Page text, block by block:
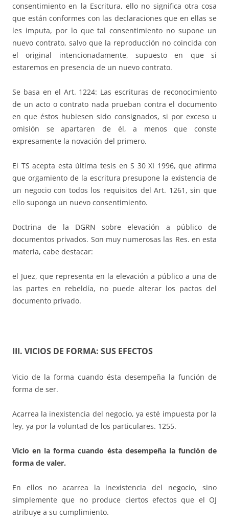
consentimiento en la Escritura, ello no significa otra cosa
que están conformes con las declaraciones que en ellas se
les imputa, por lo que tal consentimiento no supone un
nuevo contrato, salvo que la reproducción no coincida con
el original intencionadamente, supuesto en que si
estaremos en presencia de un nuevo contrato.
Se basa en el Art. 1224: Las escrituras de reconocimiento
de un acto o contrato nada prueban contra el documento
en que éstos hubiesen sido consignados, si por exceso u
omisión se apartaren de él, a menos que conste
expresamente la novación del primero.
El TS acepta esta última tesis en S 30 XI 1996, que afirma
que orgamiento de la escritura presupone la existencia de
un negocio con todos los requisitos del Art. 1261, sin que
ello suponga un nuevo consentimiento.
Doctrina de la DGRN sobre elevación a público de
documentos privados. Son muy numerosas las Res. en esta
materia, cabe destacar:
el Juez, que representa en la elevación a público a una de
las partes en rebeldía, no puede alterar los pactos del
documento privado.
III. VICIOS DE FORMA: SUS EFECTOS
Vicio de la forma cuando ésta desempeña la función de
forma de ser.
Acarrea la inexistencia del negocio, ya esté impuesta por la
ley, ya por la voluntad de los particulares. 1255.
Vicio en la forma cuando ésta desempeña la función de
forma de valer.
En ellos no acarrea la inexistencia del negocio, sino
simplemente que no produce ciertos efectos que el OJ
atribuye a su cumplimiento.